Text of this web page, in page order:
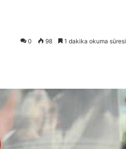
0 98 1 dakika okuma süresi